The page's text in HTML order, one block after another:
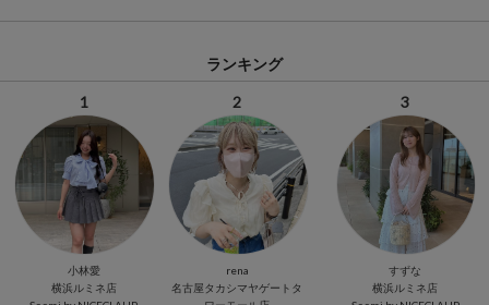
ランキング
1
小林愛
横浜ルミネ店
2
rena
名古屋タカシマヤゲートタ
3
すずな
横浜ルミネ店